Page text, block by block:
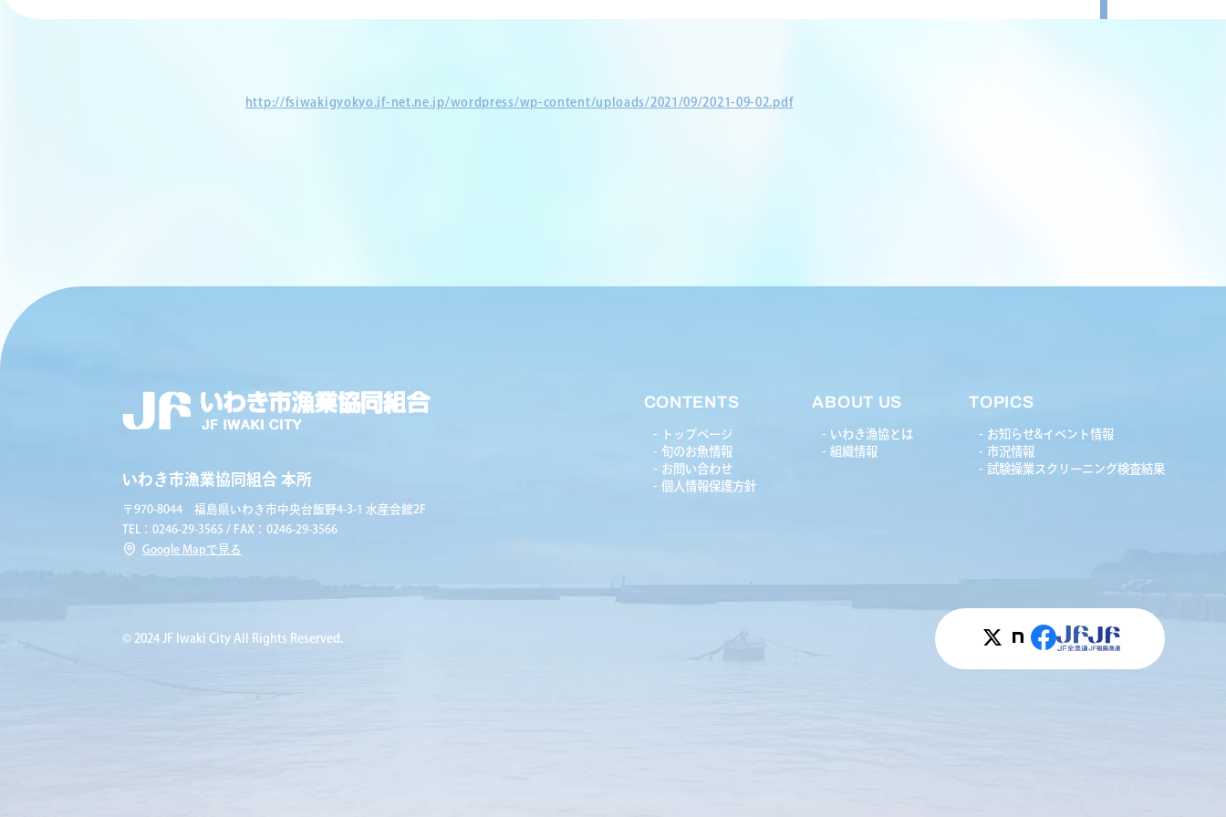
http://fsiwakigyokyo.jf-net.ne.jp/wordpress/wp-content/uploads/2021/09/2021-09-02.pdf
いわき市漁業協同組合 本所
〒970-8044 福島県いわき市中央台飯野4-3-1 水産会館2F
TEL：0246-29-3565 / FAX：0246-29-3566
Google Mapで見る
CONTENTS
トップページ
旬のお魚情報
お問い合わせ
個人情報保護方針
ABOUT US
いわき漁協とは
組織情報
TOPICS
お知らせ&イベント情報
市況情報
試験操業スクリーニング検査結果
© 2024 JF Iwaki City All Rights Reserved.